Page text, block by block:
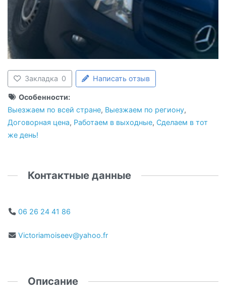
Закладка 0 Написать отзыв
Особенности:
Выезжаем по всей стране, Выезжаем по региону,
Договорная цена, Работаем в выходные, Сделаем в тот
же день!
Контактные данные
06 26 24 41 86
Victoriamoiseev@yahoo.fr
Описание